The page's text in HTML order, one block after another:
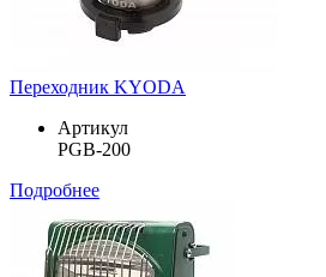
Переходник KYODA
Артикул
PGB-200
Подробнее